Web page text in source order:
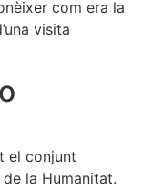
com era la
visita
el conjunt
la Humanitat.